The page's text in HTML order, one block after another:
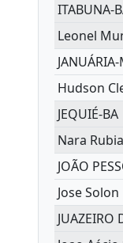
ITABUNA-
Leonel
Hudson
JEQUIÉ-BA
Nara
JOÃO
Jose
JUAZEIRO